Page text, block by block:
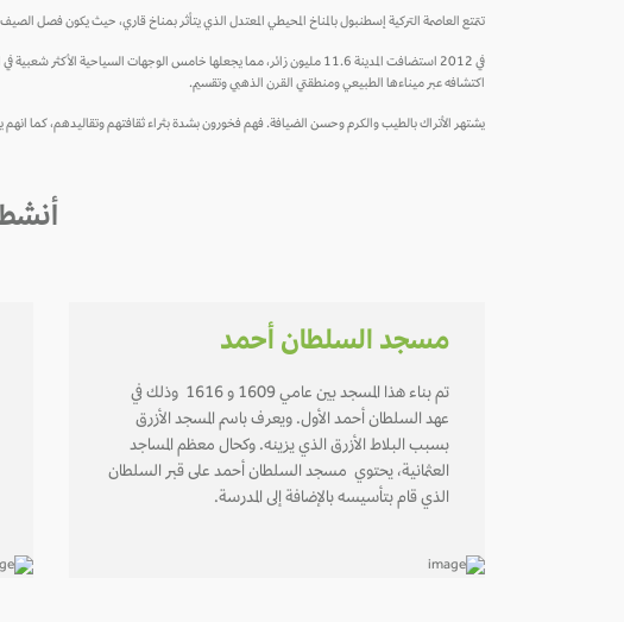
تتمتع العاصمة التركية إسطنبول بالمناخ المحيطي المعتدل الذي يتأثر بمناخ قاري، حيث يكون فصل
في 2012 استضافت المدينة 11.6 مليون زائر، مما يجعلها خامس الوجهات
اكتشافه عبر ميناءها الطبيعي ومنطقتي القرن الذهبي وتقسيم.
يشتهر الأتراك بالطيب والكرم وحسن الضيافة. فهم فخورون بشدة بثراء ثقافتهم وتقاليدهم، كما انهم
مسجد السلطان أحمد
تم بناء هذا المسجد بين عامي 1609 و 1616 وذلك في
عهد السلطان أحمد الأول. ويعرف باسم المسجد الأزرق
بسبب البلاط الأزرق الذي يزينه. وكحال معظم المساجد
العثمانية، يحتوي مسجد السلطان أحمد على قبر السلطان
الذي قام بتأسيسه بالإضافة إلى المدرسة.